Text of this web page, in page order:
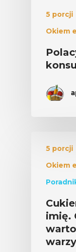
5 porcji
Okiem
5 porcji
Okiem
imię.